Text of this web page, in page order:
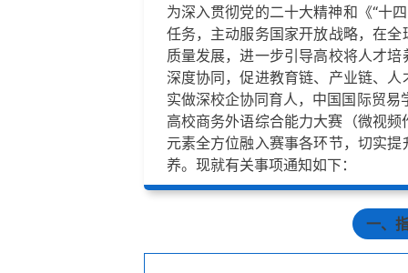
为深入贯彻党的二十大精神和《“十
任务，主动服务国家开放战略，在
质量发展，进一步引导高校将人才
深度协同，促进教育链、产业链、
实做深校企协同育人，中国国际贸
高校商务外语综合能力大赛（微视
元素全方位融入赛事各环节，切实
养。现就有关事项通知如下：
一、